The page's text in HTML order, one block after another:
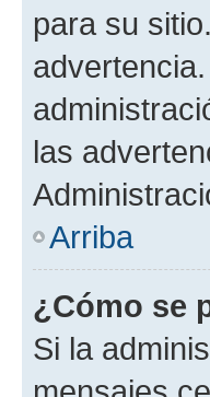
para su
las
Arriba
¿Cómo se
Si la